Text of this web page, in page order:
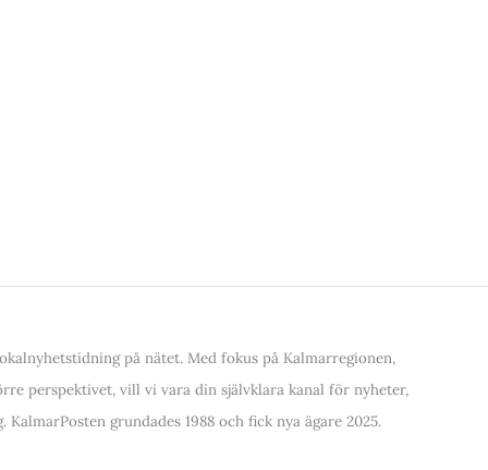
på nätet. Med fokus på Kalmarregionen,
perspektivet, vill vi vara din självklara kanal för nyheter,
KalmarPosten grundades 1988 och fick nya ägare 2025.